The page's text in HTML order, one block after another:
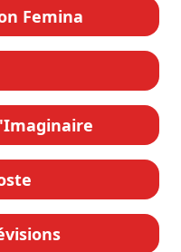
Femina